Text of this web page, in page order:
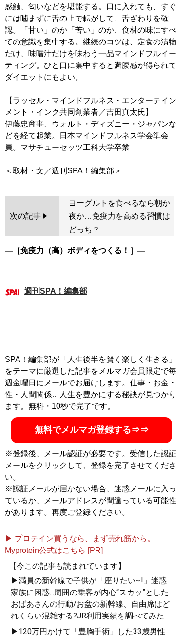
感触、匂いなどを堪能する。口に入れても、すぐ
には噛まずに舌の上で転がして、舌ざわりを確
認。「甘い」のか「苦い」のか、食材の味にすべ
ての意識を集中する。継続のコツは、定食の漬物
だけ、味噌汁だけを味わう一品マインドフルイー
ティング。ひと口に集中すると満腹感が得られて
ダイエットにもよい。
【ラッセル・マインドフルネス・エンターテイン
メント・インク共同創業者／吉田真太氏】
伊藤忠商事、ウォルト・ディズニー・ジャパンな
どを経て起業。日本マインドフルネス学会準会
員。マサチューセッツ工科大学卒業
次の記事
ヨーグルトを食べるなら朝か
夜か…免疫力を高める習慣は
どっち？
―［免疫力（高）ボディをつくる！ ］―
週刊SPA！編集部
SPA！編集部が「人生後半を賢く楽しく生きる」
をテーマに厳選した記事をメルマガ会員限定で毎
週金曜日にメールでお届けします。仕事・お金・
性・人間関係…人生を豊かにする秘訣が見つかり
ます。無料・10秒で完了です。
無料でメルマガ登録する⇒⇒
※登録後、メール認証が必要です。受信した認証
メールをクリックして、登録を完了させてくださ
い。
※認証メールが届かない場合、迷惑メールに入っ
ているか、メールアドレスが間違っている可能性
があります。再度ご登録ください。
▶ プロテイン買うなら、まず売れ筋から。
Myprotein公式はこちら [PR]
【今この記事も読まれています】
▶満員の新幹線で子供が「座りたい~!」迷惑
家族に困惑...周囲の乗客が内心“スカッ”とした
おばあさんの行動/お盆の新幹線、自由席はど
れくらい混雑する?JR利用実績を調べてみた
▶120万円かけて「豊胸手術」した33歳男性